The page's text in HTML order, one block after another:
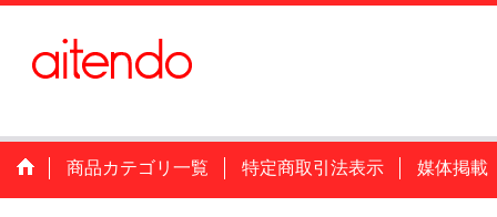
商品カテゴリ一覧 特定商取引法表示 媒体掲載